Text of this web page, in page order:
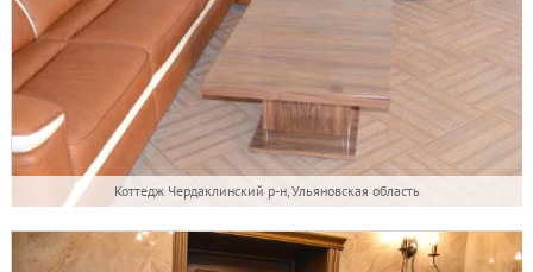
Коттедж Чердаклинский р-н, Ульяновская область